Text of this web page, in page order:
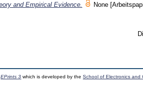
and Empirical Evidence.
None
EPrints 3 which is developed by theSchool of Electronics and